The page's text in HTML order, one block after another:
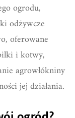
ogrodu,
odżywcze
oferowane
i kotwy,
agrowłókniny
jej działania.